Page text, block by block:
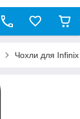
Чохли для